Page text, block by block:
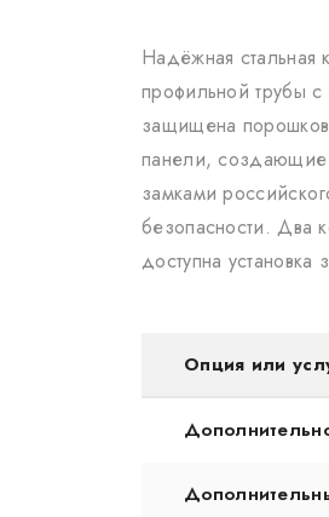
Надёжная стальная
профильной трубы
защищена
панели, создающие
замками
безопасности. Два
доступна
Опция или